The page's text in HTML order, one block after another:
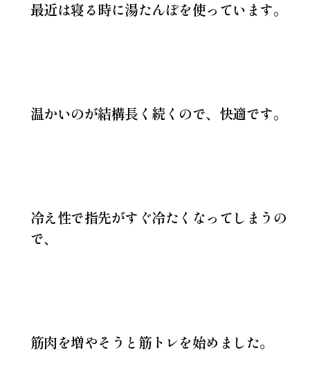
最近は寝る時に湯たんぽを使っています。
温かいのが結構長く続くので、快適です。
冷え性で指先がすぐ冷たくなってしまうの
で、
筋肉を増やそうと筋トレを始めました。